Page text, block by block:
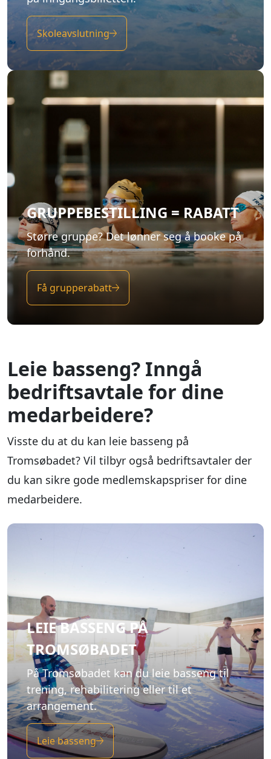
Skoleavslutning
GRUPPEBESTILLING = RABATT
Større gruppe? Det lønner seg å booke på
forhånd.
Få grupperabatt
Leie basseng? Inngå
bedriftsavtale for dine
medarbeidere?
Visste du at du kan leie basseng på
Tromsøbadet? Vil tilbyr også bedriftsavtaler der
du kan sikre gode medlemskapspriser for dine
medarbeidere.
LEIE BASSENG PÅ
TROMSØBADET
På Tromsøbadet kan du leie basseng til
trening, rehabilitering eller til et
arrangement.
Leie basseng